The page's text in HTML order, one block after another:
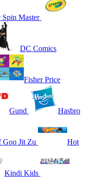
Master
DC Comics
Fisher Price
Gund Hasbro
Goo Jit Zu Hot
Kindi Kids